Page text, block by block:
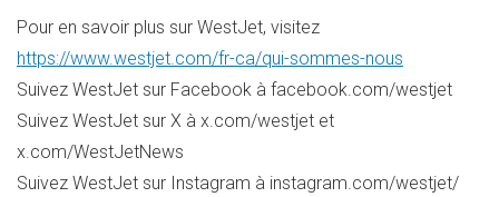
Pour en savoir plus sur WestJet, visitez
https://www.westjet.com/fr-ca/qui-sommes-nous
Suivez WestJet sur Facebook à facebook.com/westjet
Suivez WestJet sur X à x.com/westjet et
x.com/WestJetNews
Suivez WestJet sur Instagram à instagram.com/westjet/